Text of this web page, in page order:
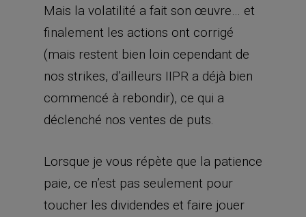
Mais la volatilité a fait son œuvre… et
finalement les actions ont corrigé
(mais restent bien loin cependant de
nos strikes, d’ailleurs IIPR a déjà bien
commencé à rebondir), ce qui a
déclenché nos ventes de puts.
Lorsque je vous répète que la patience
paie, ce n’est pas seulement pour
toucher les dividendes et faire jouer